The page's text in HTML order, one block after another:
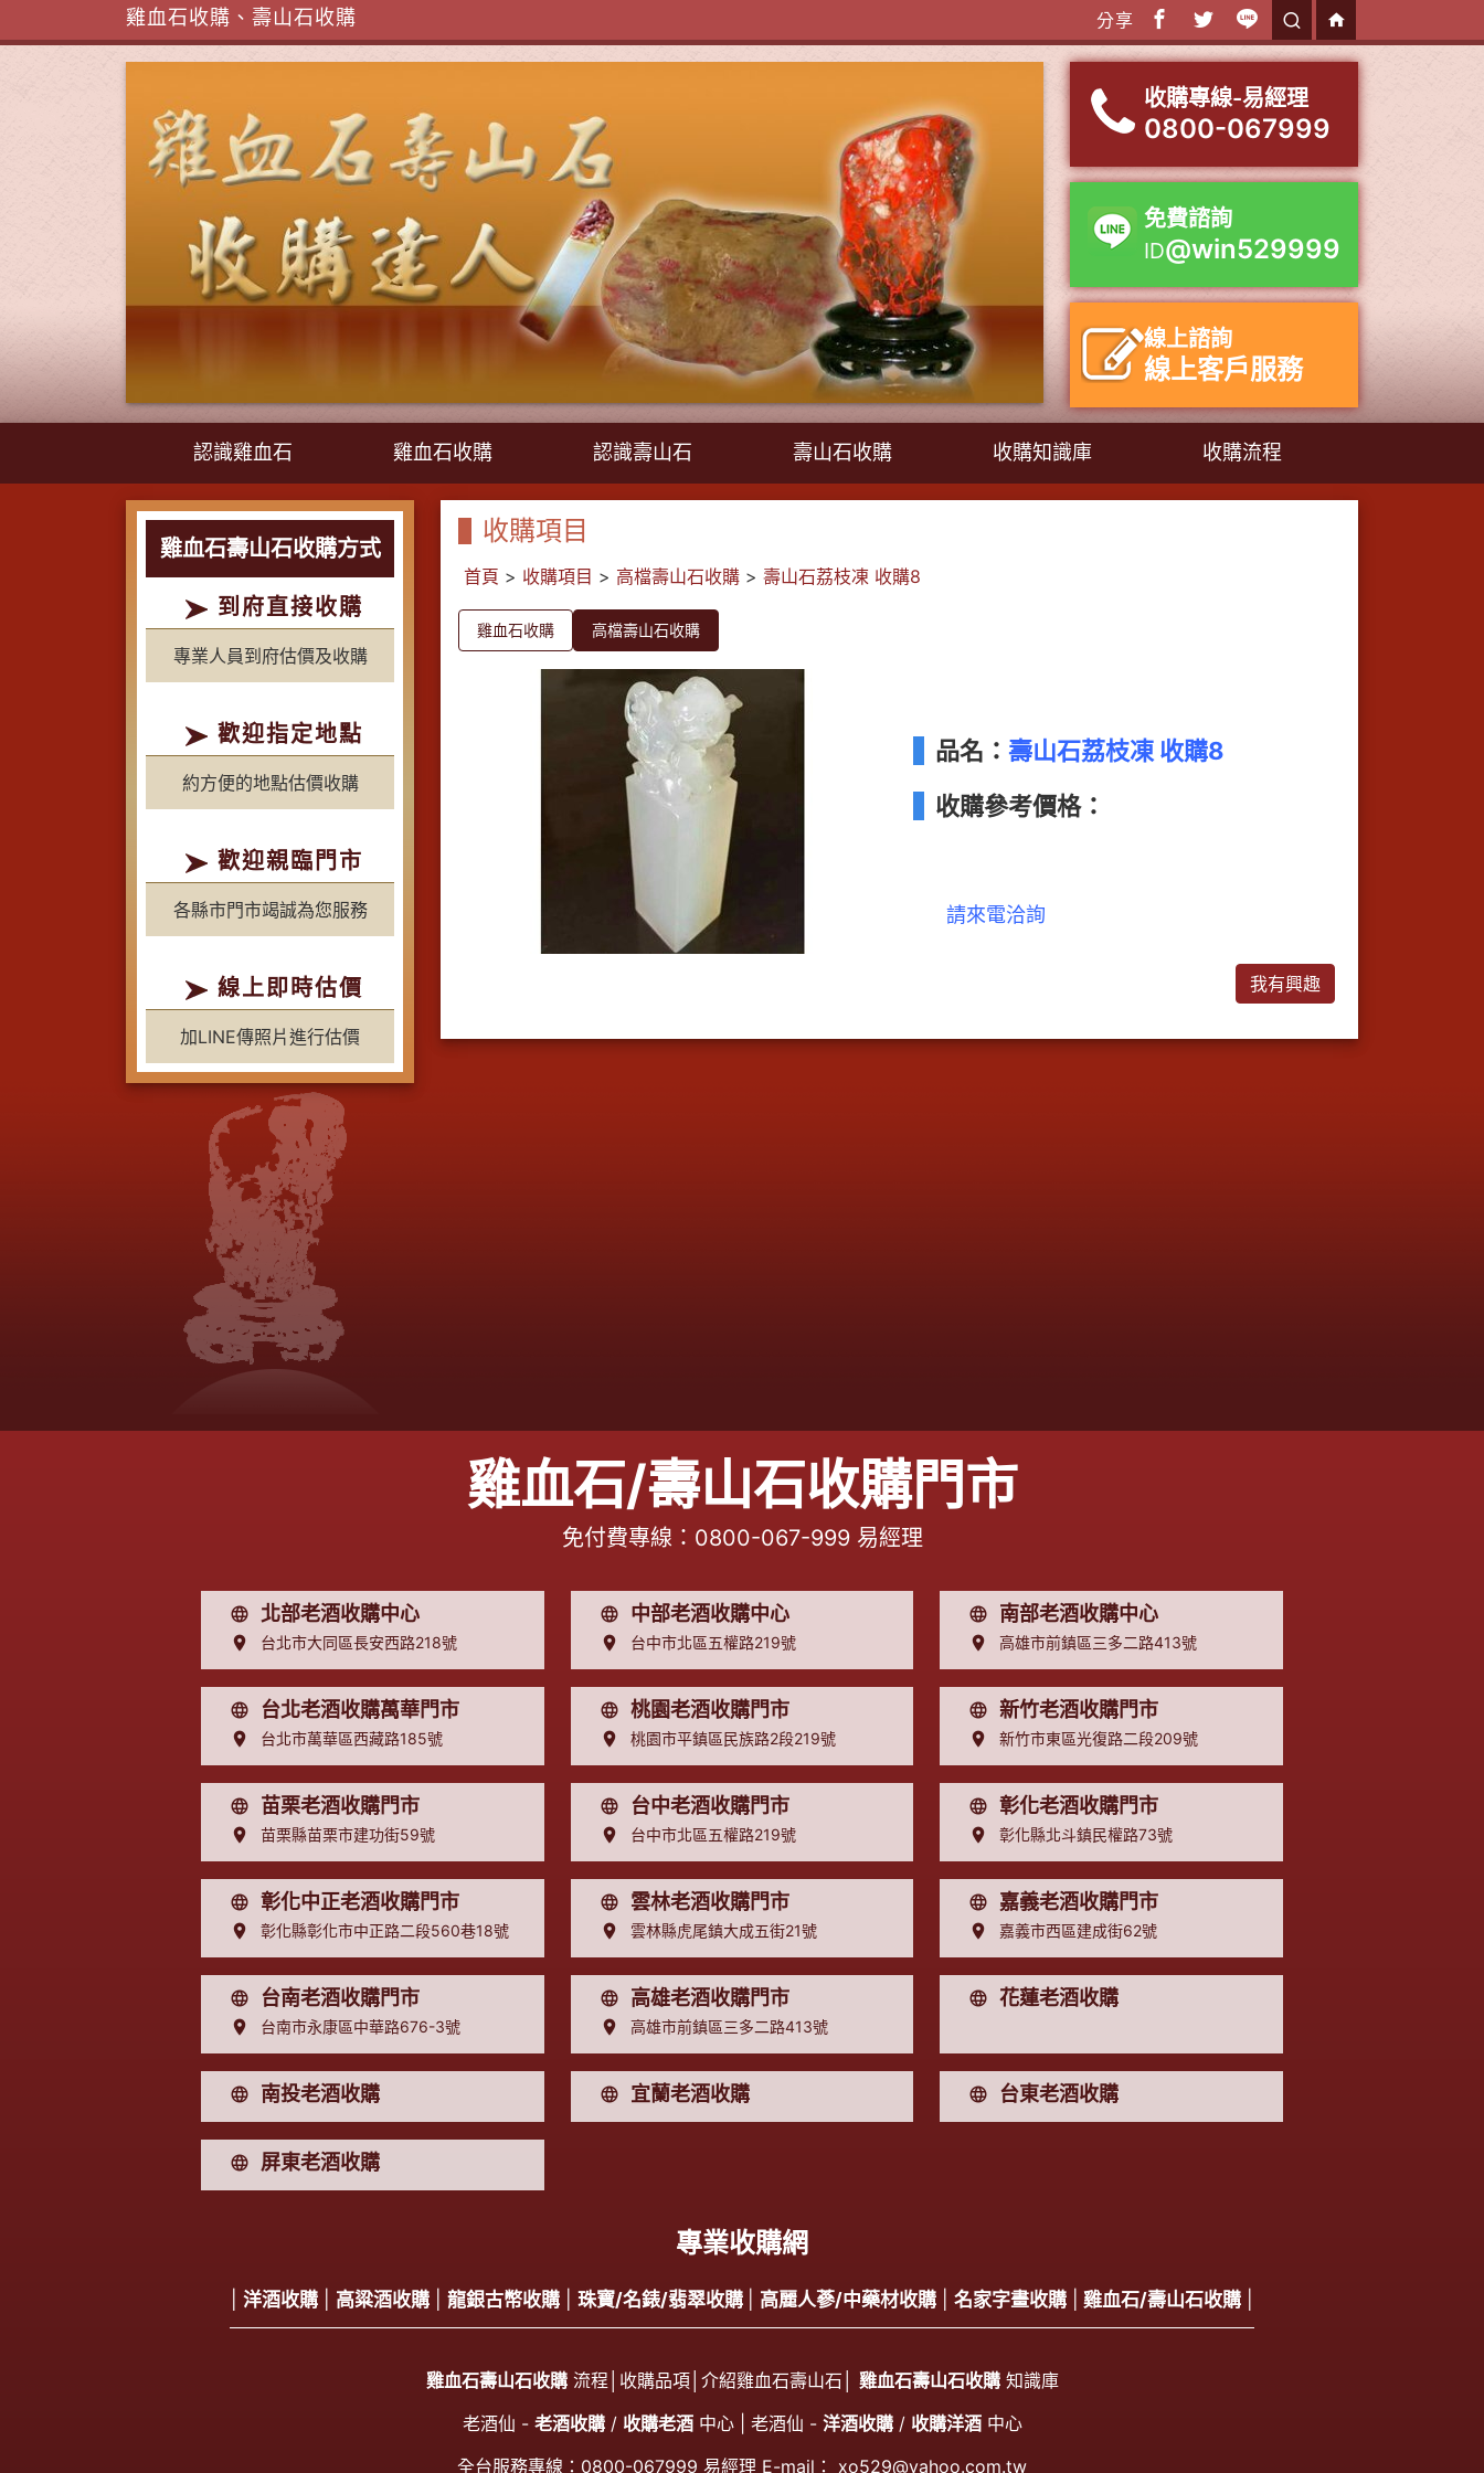
雞血石收購、壽山石收購 分享
收購專線-易經理
0800-067999
免費諮詢
ID@win529999
線上諮詢
線上客戶服務
認識雞血石 雞血石收購 認識壽山石 壽山石收購 收購知識庫 收購流程
收購項目
首頁 > 收購項目 > 高檔壽山石收購 > 壽山石荔枝凍 收購8
雞血石收購 高檔壽山石收購
品名： 壽山石荔枝凍 收購8
收購參考價格：
請來電洽詢
我有興趣
雞血石壽山石收購方式
到府直接收購
專業人員到府估價及收購
歡迎指定地點
約方便的地點估價收購
歡迎親臨門市
各縣市門市竭誠為您服務
線上即時估價
加LINE傳照片進行估價
雞血石/壽山石收購門市
免付費專線： 0800-067-999易經理
北部老酒收購中心
台北市大同區長安西路218號
中部老酒收購中心
台中市北區五權路219號
南部老酒收購中心
高雄市前鎮區三多二路413號
台北老酒收購萬華門市
台北市萬華區西藏路185號
桃園老酒收購門市
桃園市平鎮區民族路2段219號
新竹老酒收購門市
新竹市東區光復路二段209號
苗栗老酒收購門市
苗栗縣苗栗市建功街59號
台中老酒收購門市
台中市北區五權路219號
彰化老酒收購門市
彰化縣北斗鎮民權路73號
彰化中正老酒收購門市
彰化縣彰化市中正路二段560巷18號
雲林老酒收購門市
雲林縣虎尾鎮大成五街21號
嘉義老酒收購門市
嘉義市西區建成街62號
台南老酒收購門市
台南市永康區中華路676-3號
高雄老酒收購門市
高雄市前鎮區三多二路413號
花蓮老酒收購
南投老酒收購 宜蘭老酒收購 台東老酒收購
屏東老酒收購
專業收購網
洋酒收購 高粱酒收購 龍銀古幣收購 珠寶/名錶/翡翠收購 高麗人蔘/中藥材收購 名家字畫收購 雞血石/壽山石收購
雞血石壽山石收購流程│ 收購品項│ 介紹雞血石壽山石 雞血石壽山石收購知識庫
老酒仙 - 老酒收購/ 收購老酒中心 | 老酒仙 - 洋酒收購/ 收購洋酒中心
全台服務專線： 0800-067999 易經理 E-mail： xo529@yahoo.com.tw